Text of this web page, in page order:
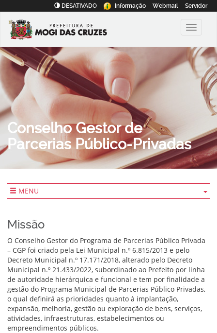
DESATIVADO Informação Webmail Servidor
Conselho Gestor de
Parcerias Público-Privadas
MENU
Missão
O Conselho Gestor do Programa de Parcerias Público Privada
– CGP foi criado pela Lei Municipal n.º 6.815/2013 e pelo
Decreto Municipal n.º 17.171/2018, alterado pelo Decreto
Municipal n.º 21.433/2022, subordinado ao Prefeito por linha
de autoridade hierárquica e funcional e tem por finalidade a
gestão do Programa Municipal de Parcerias Público Privadas,
o qual definirá as prioridades quanto à implantação,
expansão, melhoria, gestão ou exploração de bens, serviços,
atividades, infraestruturas, estabelecimentos ou
empreendimentos públicos.